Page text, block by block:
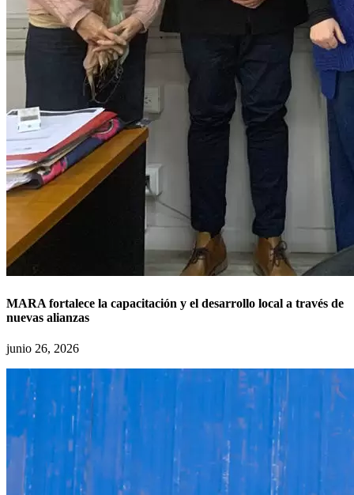
MARA fortalece la capacitación y el desarrollo local a través de
nuevas alianzas
junio 26, 2026